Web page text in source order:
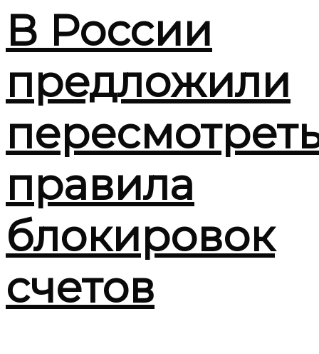
В России
предложили
правила
блокировок
счетов